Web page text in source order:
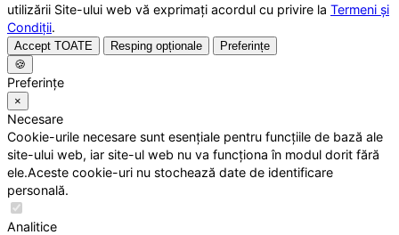
utilizării Site-ului web vă exprimați acordul cu privire la Termeni și
Condiții.
Accept TOATE Resping opționale
Preferințe
🍪
Preferințe
×
Necesare
Cookie-urile necesare sunt esențiale pentru funcțiile de bază ale
site-ului web, iar site-ul web nu va funcționa în modul dorit fără
ele.Aceste cookie-uri nu stochează date de identificare
personală.
Analitice